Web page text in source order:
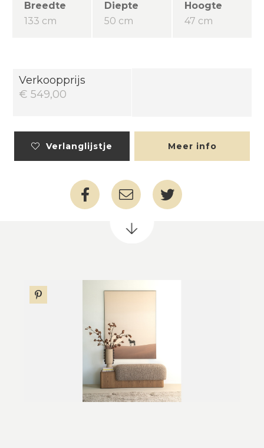
Breedte
133 cm
Diepte
50 cm
Hoogte
47 cm
Verkoopprijs
€ 549,00
Verlanglijstje Meer info